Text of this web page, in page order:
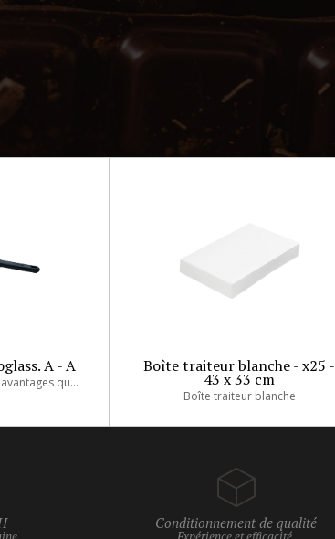
A - A
Bénéficiant des mêmes avantages que le passe-sauce en matière de confort de préhension, de robustesse, ces passoires tamis en matériau composite sont conçues pour une utilisation intensive. Utilisables pour tamiser les ingrédients, les farces fines, pour
Boîte traiteur blanche - x25 -
43 x 33 cm
Boîte traiteur blanche
Conditionnement de qualité